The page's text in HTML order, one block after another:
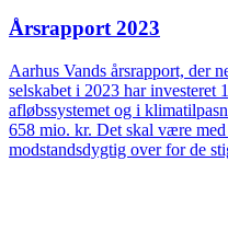
Årsrapport 2023
Aarhus Vands årsrapport, der
selskabet i 2023 har
afløbssystemet og i
658 mio. kr. Det skal være
modstandsdygtig over for de